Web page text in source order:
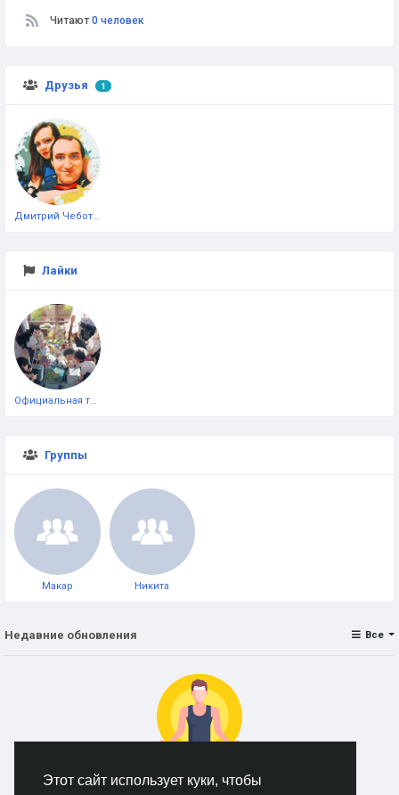
Этот сайт использует куки, чтобы
Читают0 человек
Друзья 1
Лайки
Официальная тестовая страница
Группы
Макар Никита
Недавние обновления Все
Нет данных для отображения